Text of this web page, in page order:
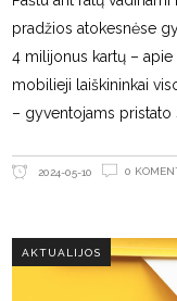
pradžios atokesnėse
4 milijonus kartų –
mobilieji laiškininkai
– gyventojams pristato
2024-05-10 0
AKTUALIJOS